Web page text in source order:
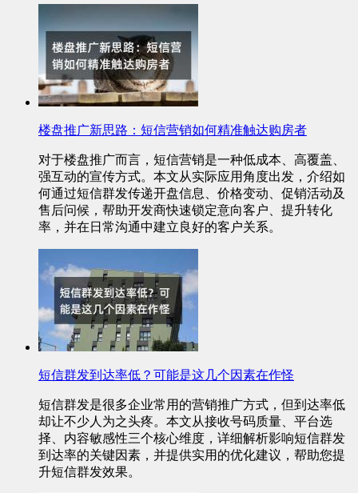
楼盘推广新思路：短信营销如何精准触达购房者
对于楼盘推广而言，短信营销是一种低成本、高覆盖、
强互动的宣传方式。本文从实际应用角度出发，介绍如
何通过短信群发传递开盘信息、价格变动、促销活动及
售后问候，帮助开发商快速锁定意向客户、提升转化
率，并在日常沟通中建立良好的客户关系。
短信群发到达率低？可能是这几个因素在作怪
短信群发是很多企业常用的营销推广方式，但到达率低
却让不少人为之头疼。本文从接收号码质量、平台选
择、内容敏感性三个核心维度，详细解析影响短信群发
到达率的关键因素，并提供实用的优化建议，帮助您提
升短信群发效果。